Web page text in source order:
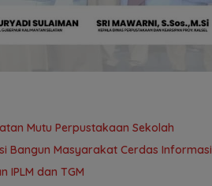
Mutu Perpustakaan Sekolah
Bangun Masyarakat Cerdas Informasi
IPLM dan TGM